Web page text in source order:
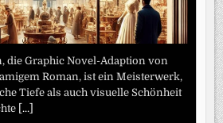
die Graphic Novel-Adaption von
Roman, ist ein Meisterwerk,
Tiefe als auch visuelle Schönheit
[...]